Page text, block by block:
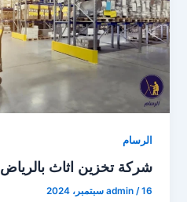
الرسام
شركة تخزين اثاث بالرياض
admin /16 سبتمبر، 2024